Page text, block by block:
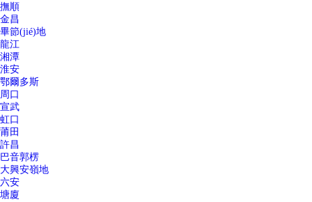
撫順
金昌
畢節(jié)地
龍江
湘潭
淮安
鄂爾多斯
周口
宣武
虹口
莆田
許昌
巴音郭楞
大興安嶺地
六安
塘廈